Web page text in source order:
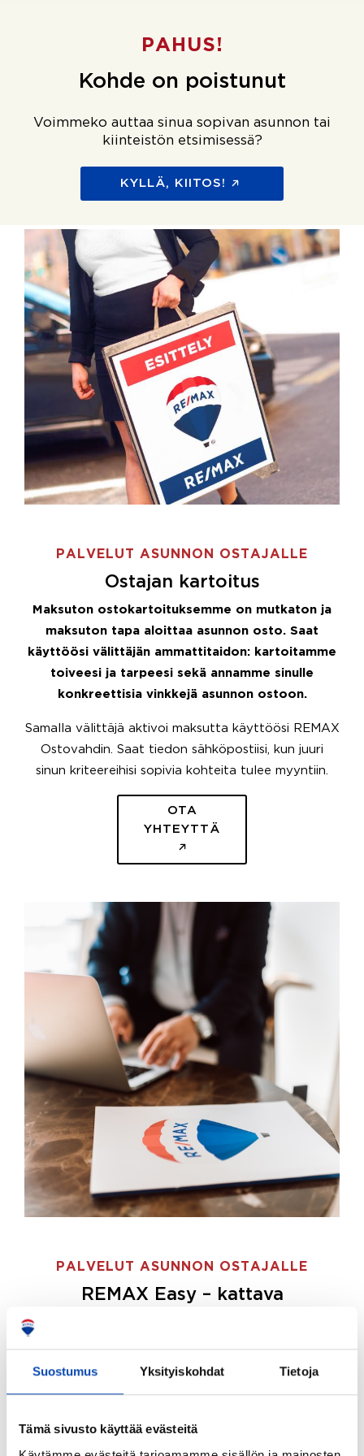
Suostumus Yksityiskohdat Tietoja
Tämä sivusto käyttää evästeitä
PAHUS!
Kohde on poistunut
Voimmeko auttaa sinua sopivan asunnon tai
kiinteistön etsimisessä?
KYLLÄ, KIITOS!
PALVELUT ASUNNON OSTAJALLE
Ostajan kartoitus
Maksuton ostokartoituksemme on mutkaton ja
maksuton tapa aloittaa asunnon osto. Saat
käyttöösi välittäjän ammattitaidon: kartoitamme
toiveesi ja tarpeesi sekä annamme sinulle
konkreettisia vinkkejä asunnon ostoon.
Samalla välittäjä aktivoi maksutta käyttöösi REMAX
Ostovahdin. Saat tiedon sähköpostiisi, kun juuri
sinun kriteereihisi sopivia kohteita tulee myyntiin.
OTA
YHTEYTTÄ
PALVELUT ASUNNON OSTAJALLE
REMAX Easy – kattava
ostajille.
Tee ostotoimeksianto ja etsimme juuri